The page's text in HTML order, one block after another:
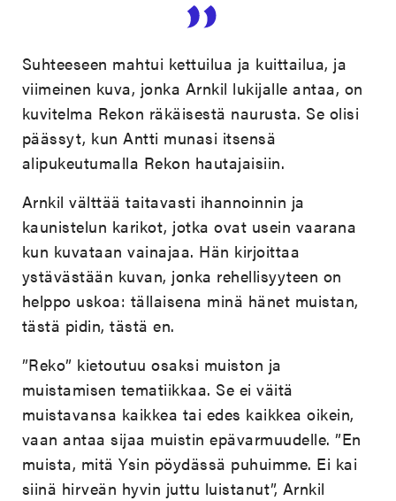
Suhteeseen mahtui kettuilua ja kuittailua, ja
viimeinen kuva, jonka Arnkil lukijalle antaa, on
kuvitelma Rekon räkäisestä naurusta. Se olisi
päässyt, kun Antti munasi itsensä
alipukeutumalla Rekon hautajaisiin.
Arnkil välttää taitavasti ihannoinnin ja
kaunistelun karikot, jotka ovat usein vaarana
kun kuvataan vainajaa. Hän kirjoittaa
ystävästään kuvan, jonka rehellisyyteen on
helppo uskoa: tällaisena minä hänet muistan,
tästä pidin, tästä en.
”Reko” kietoutuu osaksi muiston ja
muistamisen tematiikkaa. Se ei väitä
muistavansa kaikkea tai edes kaikkea oikein,
vaan antaa sijaa muistin epävarmuudelle. ”En
muista, mitä Ysin pöydässä puhuimme. Ei kai
siinä hirveän hyvin juttu luistanut”, Arnkil